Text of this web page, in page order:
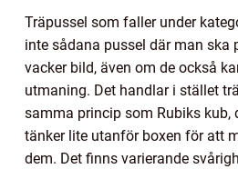
Träpussel som faller under
inte sådana pussel där man ska
vacker bild, även om de också
utmaning. Det handlar i stället
samma princip som Rubiks kub,
tänker lite utanför boxen för att
dem. Det finns varierande